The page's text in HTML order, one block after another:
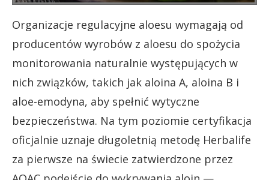
Organizacje regulacyjne aloesu wymagają od
producentów wyrobów z aloesu do spożycia
monitorowania naturalnie występujących w
nich związków, takich jak aloina A, aloina B i
aloe-emodyna, aby spełnić wytyczne
bezpieczeństwa. Na tym poziomie certyfikacja
oficjalnie uznaje długoletnią metodę Herbalife
za pierwsze na świecie zatwierdzone przez